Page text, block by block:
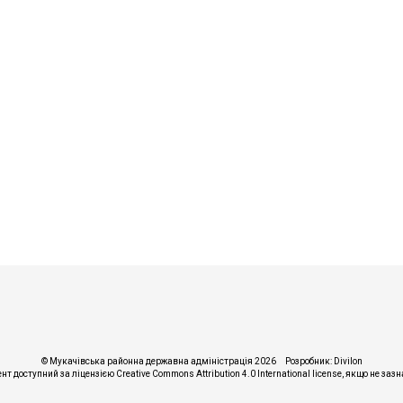
© Мукачівська районна державна адміністрація 2026 Розробник: Divilon
доступний за ліцензією Creative Commons Attribution 4.0 International license, якщо не